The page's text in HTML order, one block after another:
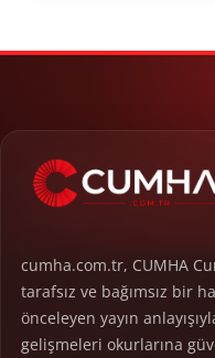
cumha.com.tr, CUMHA
tarafsız ve bağımsız bir
önceleyen yayın
gelişmeleri okurlarına